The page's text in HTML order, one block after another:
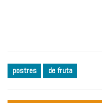
postres de fruta